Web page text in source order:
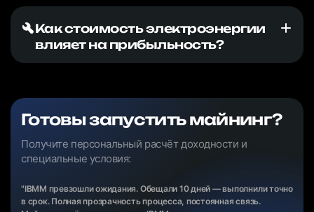
Как стоимость электроэнергии
влияет на прибыльность?
Готовы запустить майнинг?
Получите персональный расчёт доходности и
специальные условия:
"IBMM превзошли ожидания. Обещали 10 дней — выполнили точно
в срок. Полная прозрачность процесса, постоянная связь.